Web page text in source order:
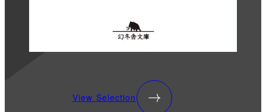
View Selection